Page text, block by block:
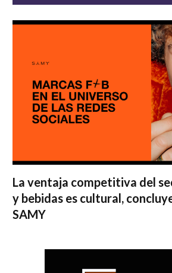
La ventaja competitiva del
y bebidas es cultural,
SAMY